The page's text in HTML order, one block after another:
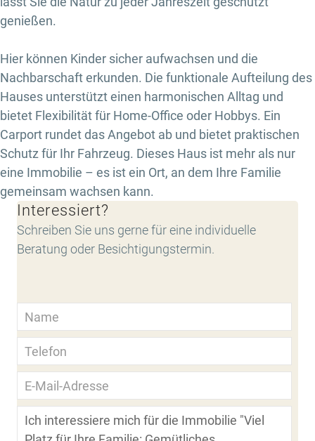
genießen.
Hier können Kinder sicher aufwachsen und die
Nachbarschaft erkunden. Die funktionale Aufteilung des
Hauses unterstützt einen harmonischen Alltag und
bietet Flexibilität für Home-Office oder Hobbys. Ein
Carport rundet das Angebot ab und bietet praktischen
Schutz für Ihr Fahrzeug. Dieses Haus ist mehr als nur
eine Immobilie – es ist ein Ort, an dem Ihre Familie
gemeinsam wachsen kann.
Interessiert?
Schreiben Sie uns gerne für eine individuelle
Beratung oder Besichtigungstermin.